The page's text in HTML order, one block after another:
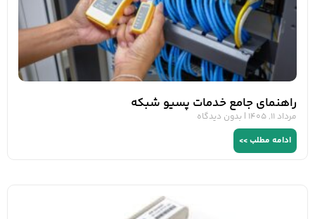
راهنمای جامع خدمات پسیو شبکه
مرداد 11, 1405
بدون دیدگاه
ادامه مطلب >>